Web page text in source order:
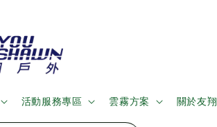
活動服務專區 雲霧方案 關於友翔